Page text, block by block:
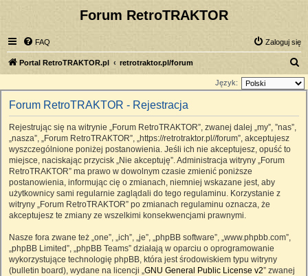
Forum RetroTRAKTOR
FAQ Zaloguj się
Portal RetroTRAKTOR.pl retrotraktor.pl/forum
z
Język:
Forum RetroTRAKTOR - Rejestracja
Rejestrując się na witrynie „Forum RetroTRAKTOR”, zwanej dalej „my”, ”nas”,
„nasza”, „Forum RetroTRAKTOR”, „https://retrotraktor.pl//forum”, akceptujesz
wyszczególnione poniżej postanowienia. Jeśli ich nie akceptujesz, opuść to
miejsce, naciskając przycisk „Nie akceptuję”. Administracja witryny „Forum
RetroTRAKTOR” ma prawo w dowolnym czasie zmienić poniższe
postanowienia, informując cię o zmianach, niemniej wskazane jest, aby
użytkownicy sami regularnie zaglądali do tego regulaminu. Korzystanie z
witryny „Forum RetroTRAKTOR” po zmianach regulaminu oznacza, że
akceptujesz te zmiany ze wszelkimi konsekwencjami prawnymi.
Nasze fora zwane też „one”, „ich”, „je”, „phpBB software”, „www.phpbb.com”,
„phpBB Limited”, „phpBB Teams” działają w oparciu o oprogramowanie
wykorzystujące technologię phpBB, która jest środowiskiem typu witryny
(bulletin board), wydane na licencji „GNU General Public License v2” zwanej